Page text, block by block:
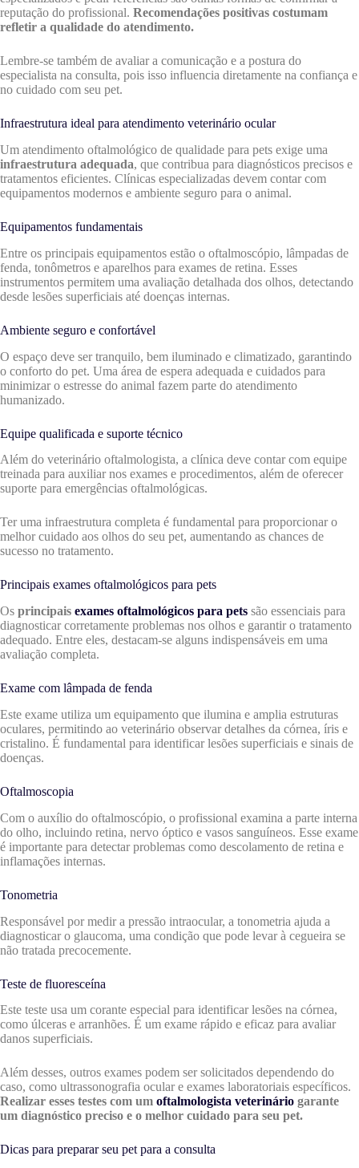
reputação do profissional. Recomendações positivas costumam
refletir a qualidade do atendimento.
Lembre-se também de avaliar a comunicação e a postura do
especialista na consulta, pois isso influencia diretamente na confiança e
no cuidado com seu pet.
Infraestrutura ideal para atendimento veterinário ocular
Um atendimento oftalmológico de qualidade para pets exige uma
infraestrutura adequada, que contribua para diagnósticos precisos e
tratamentos eficientes. Clínicas especializadas devem contar com
equipamentos modernos e ambiente seguro para o animal.
Equipamentos fundamentais
Entre os principais equipamentos estão o oftalmoscópio, lâmpadas de
fenda, tonômetros e aparelhos para exames de retina. Esses
instrumentos permitem uma avaliação detalhada dos olhos, detectando
desde lesões superficiais até doenças internas.
Ambiente seguro e confortável
O espaço deve ser tranquilo, bem iluminado e climatizado, garantindo
o conforto do pet. Uma área de espera adequada e cuidados para
minimizar o estresse do animal fazem parte do atendimento
humanizado.
Equipe qualificada e suporte técnico
Além do veterinário oftalmologista, a clínica deve contar com equipe
treinada para auxiliar nos exames e procedimentos, além de oferecer
suporte para emergências oftalmológicas.
Ter uma infraestrutura completa é fundamental para proporcionar o
melhor cuidado aos olhos do seu pet, aumentando as chances de
sucesso no tratamento.
Principais exames oftalmológicos para pets
Os principais exames oftalmológicos para pets são essenciais para
diagnosticar corretamente problemas nos olhos e garantir o tratamento
adequado. Entre eles, destacam-se alguns indispensáveis em uma
avaliação completa.
Exame com lâmpada de fenda
Este exame utiliza um equipamento que ilumina e amplia estruturas
oculares, permitindo ao veterinário observar detalhes da córnea, íris e
cristalino. É fundamental para identificar lesões superficiais e sinais de
doenças.
Oftalmoscopia
Com o auxílio do oftalmoscópio, o profissional examina a parte interna
do olho, incluindo retina, nervo óptico e vasos sanguíneos. Esse exame
é importante para detectar problemas como descolamento de retina e
inflamações internas.
Tonometria
Responsável por medir a pressão intraocular, a tonometria ajuda a
diagnosticar o glaucoma, uma condição que pode levar à cegueira se
não tratada precocemente.
Teste de fluoresceína
Este teste usa um corante especial para identificar lesões na córnea,
como úlceras e arranhões. É um exame rápido e eficaz para avaliar
danos superficiais.
Além desses, outros exames podem ser solicitados dependendo do
caso, como ultrassonografia ocular e exames laboratoriais específicos.
Realizar esses testes com um oftalmologista veterinário garante
um diagnóstico preciso e o melhor cuidado para seu pet.
Dicas para preparar seu pet para a consulta